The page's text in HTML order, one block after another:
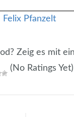
Zeig es mit
(No Ratings Yet)